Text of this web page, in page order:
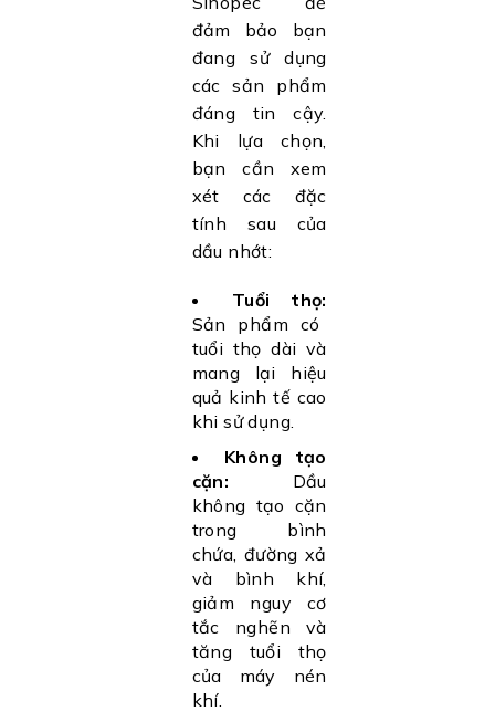
đảm bảo bạn
đang sử dụng
các sản phẩm
đáng tin cậy.
Khi lựa chọn,
bạn cần xem
xét các đặc
tính sau của
dầu nhớt:
Tuổi thọ:
Sản phẩm có
tuổi thọ dài và
mang lại hiệu
quả kinh tế cao
khi sử dụng.
Không tạo
cặn: Dầu
không tạo cặn
trong bình
chứa, đường xả
và bình khí,
giảm nguy cơ
tắc nghẽn và
tăng tuổi thọ
của máy nén
khí.